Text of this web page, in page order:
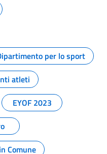
per lo sport
atleti
EYOF 2023
Comune